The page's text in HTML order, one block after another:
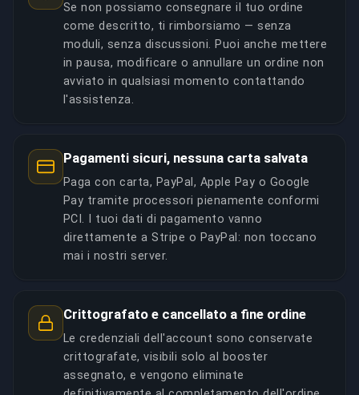
Se non possiamo consegnare il tuo ordine
come descritto, ti rimborsiamo — senza
moduli, senza discussioni. Puoi anche mettere
in pausa, modificare o annullare un ordine non
avviato in qualsiasi momento contattando
l'assistenza.
Pagamenti sicuri, nessuna carta salvata
Paga con carta, PayPal, Apple Pay o Google
Pay tramite processori pienamente conformi
PCI. I tuoi dati di pagamento vanno
direttamente a Stripe o PayPal: non toccano
mai i nostri server.
Crittografato e cancellato a fine ordine
Le credenziali dell'account sono conservate
crittografate, visibili solo al booster
assegnato, e vengono eliminate